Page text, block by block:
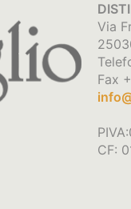
Via
Fax
CF: